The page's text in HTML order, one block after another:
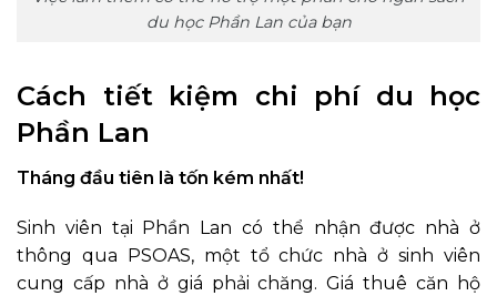
du học Phần Lan của bạn
Cách tiết kiệm chi phí du học
Phần Lan
Tháng đầu tiên là tốn kém nhất!
Sinh viên tại Phần Lan có thể nhận được nhà ở
thông qua PSOAS, một tổ chức nhà ở sinh viên
cung cấp nhà ở giá phải chăng. Giá thuê căn hộ